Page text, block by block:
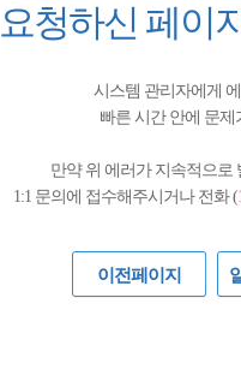
요청하신 페이
시스템 관리자에게
빠른 시간 안에 문
만약 위 에러가 지속적으로
1:1 문의에 접수해주시거나 전화 (
이전페이지